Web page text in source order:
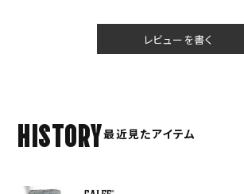
レビューを書く
HISTORY最近見たアイテム